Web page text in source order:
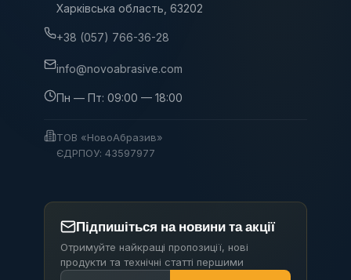
Харківська область, 63202
+38 (057) 766-36-28
info@novoabrasive.com
Пн — Пт: 09:00 — 18:00
ТОВ «НовоАбразив»
ЄДРПОУ: 43597977
Підпишіться на новини та акції
Отримуйте найкращі пропозиції, нові
продукти та технічні статті першими